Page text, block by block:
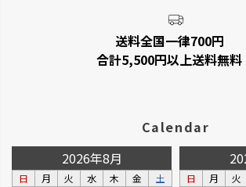
送料全国一律700円
合計5,500円以上送料無料
Calendar
2026年8月
日 月 火 水 木 金
土
日 月 火